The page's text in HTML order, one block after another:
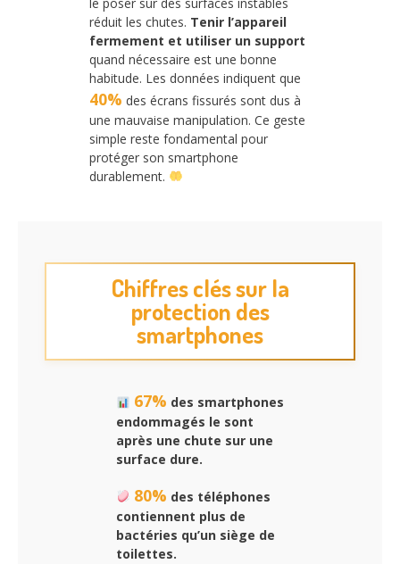
réduit les chutes. Tenir l’appareil
fermement et utiliser un support
quand nécessaire est une bonne
habitude. Les données indiquent que
40% des écrans fissurés sont dus à
une mauvaise manipulation. Ce geste
simple reste fondamental pour
protéger son smartphone
durablement.
Chiffres clés sur la
protection des
smartphones
67% des smartphones
endommagés le sont
après une chute sur une
surface dure.
80% des téléphones
contiennent plus de
bactéries qu’un siège de
toilettes.